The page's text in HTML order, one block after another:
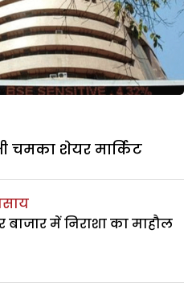
चमका शेयर मार्किट
बाजार में निराशा का माहौल